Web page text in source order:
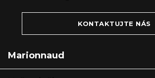
KONTAKTUJTE NÁS
Marionnaud